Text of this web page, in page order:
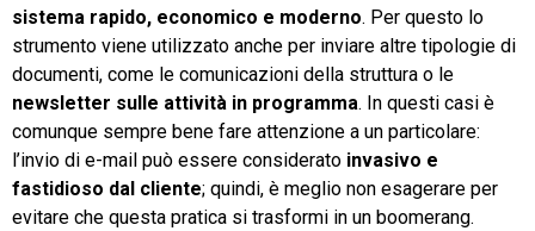
sistema rapido, economico e moderno. Per questo lo
strumento viene utilizzato anche per inviare altre tipologie di
documenti, come le comunicazioni della struttura o le
newsletter sulle attività in programma. In questi casi è
comunque sempre bene fare attenzione a un particolare:
l’invio di e-mail può essere considerato invasivo e
fastidioso dal cliente; quindi, è meglio non esagerare per
evitare che questa pratica si trasformi in un boomerang.